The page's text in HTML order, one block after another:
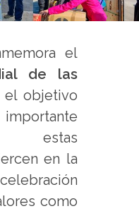
el
de las
objetivo
estas
en la
como